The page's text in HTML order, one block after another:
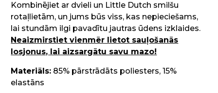
Kombinējiet ar dvieli un Little Dutch smilšu
rotaļlietām, un jums būs viss, kas nepieciešams,
lai stundām ilgi pavadītu jautras ūdens izklaides.
Neaizmirstiet vienmēr lietot sauļošanās
losjonus, lai aizsargātu savu mazo!
Materiāls: 85% pārstrādāts poliesters, 15%
elastāns